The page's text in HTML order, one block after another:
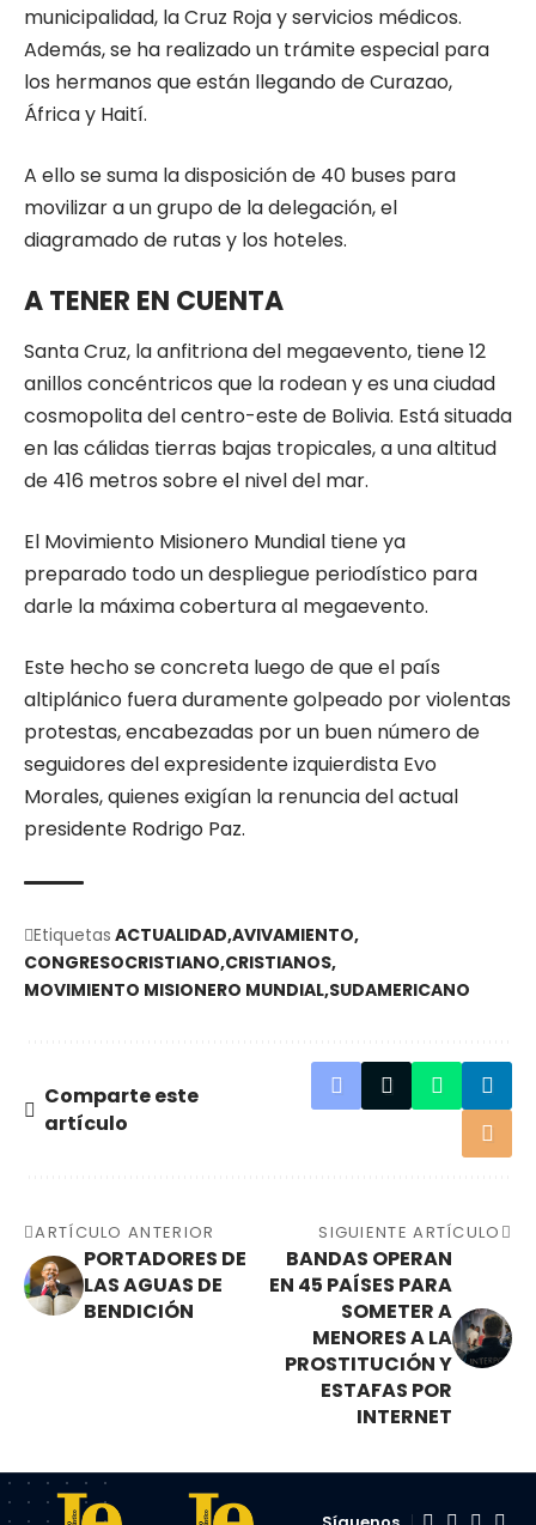
municipalidad, la Cruz Roja y servicios médicos.
Además, se ha realizado un trámite especial para
los hermanos que están llegando de Curazao,
África y Haití.
A ello se suma la disposición de 40 buses para
movilizar a un grupo de la delegación, el
diagramado de rutas y los hoteles.
A TENER EN CUENTA
Santa Cruz, la anfitriona del megaevento, tiene 12
anillos concéntricos que la rodean y es una ciudad
cosmopolita del centro-este de Bolivia. Está situada
en las cálidas tierras bajas tropicales, a una altitud
de 416 metros sobre el nivel del mar.
El Movimiento Misionero Mundial tiene ya
preparado todo un despliegue periodístico para
darle la máxima cobertura al megaevento.
Este hecho se concreta luego de que el país
altiplánico fuera duramente golpeado por violentas
protestas, encabezadas por un buen número de
seguidores del expresidente izquierdista Evo
Morales, quienes exigían la renuncia del actual
presidente Rodrigo Paz.
Etiquetas ACTUALIDAD AVIVAMIENTO
CONGRESOCRISTIANO CRISTIANOS
MOVIMIENTO MISIONERO MUNDIAL SUDAMERICANO
Comparte este
artículo
ARTÍCULO ANTERIOR
PORTADORES DE
LAS AGUAS DE
BENDICIÓN
SIGUIENTE ARTÍCULO
BANDAS OPERAN
EN 45 PAÍSES PARA
SOMETER A
MENORES A LA
PROSTITUCIÓN Y
ESTAFAS POR
INTERNET